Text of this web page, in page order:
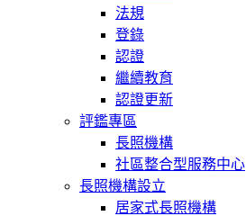
法規
登錄
認證
繼續教育
認證更新
評鑑專區
長照機構
社區整合型服務中心
長照機構設立
居家式長照機構